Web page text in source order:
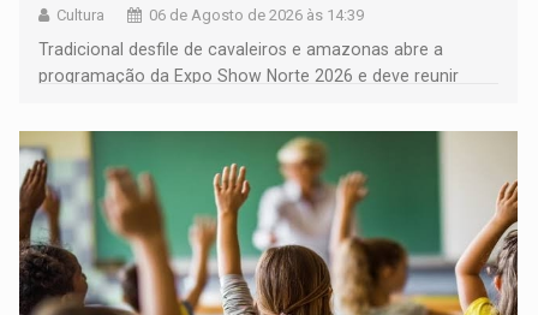
Cultura 06 de Agosto de 2026 às 14:39
Tradicional desfile de cavaleiros e amazonas abre a
programação da Expo Show Norte 2026 e deve reunir